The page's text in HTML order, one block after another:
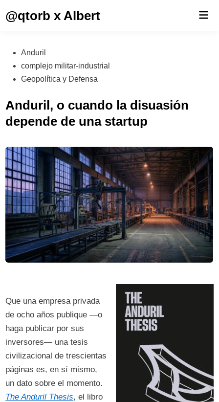
@qtorb x Albert
Publicado
en
Anduril
complejo militar-industrial
Geopolítica y Defensa
Anduril, o cuando la disuasión
depende de una startup
Que una empresa privada
de ocho años publique —o
haga publicar por sus
inversores— una tesis
civilizacional de trescientas
páginas es, en sí mismo,
un dato sobre el momento.
The Anduril Thesis, el libro